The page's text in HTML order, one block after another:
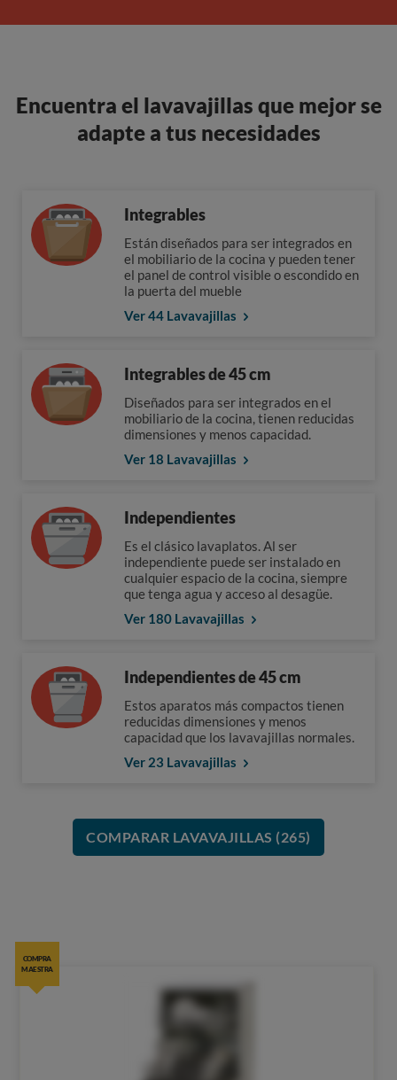
Encuentra el lavavajillas que mejor se
adapte a tus necesidades
Integrables
Están diseñados para ser integrados en
el mobiliario de la cocina y pueden tener
el panel de control visible o escondido en
la puerta del mueble
Ver 44 Lavavajillas
Integrables de 45 cm
Diseñados para ser integrados en el
mobiliario de la cocina, tienen reducidas
dimensiones y menos capacidad.
Ver 18 Lavavajillas
Independientes
Es el clásico lavaplatos. Al ser
independiente puede ser instalado en
cualquier espacio de la cocina, siempre
que tenga agua y acceso al desagüe.
Ver 180 Lavavajillas
Independientes de 45 cm
Estos aparatos más compactos tienen
reducidas dimensiones y menos
capacidad que los lavavajillas normales.
Ver 23 Lavavajillas
COMPARAR LAVAVAJILLAS (265)
COMPRA
MAESTRA